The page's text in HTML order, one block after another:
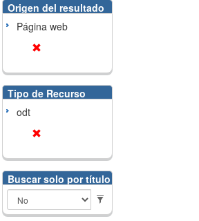
Origen del resultado
Página web
Tipo de Recurso
odt
Buscar solo por título